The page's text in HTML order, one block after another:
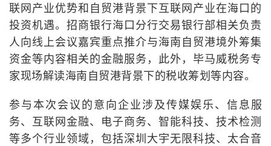
联网产业优势和自贸港背景下互联网产业在海口的
投资机遇。招商银行海口分行交易银行部相关负责
人向线上会议嘉宾重点推介与海南自贸港境外筹集
资金等内容相关的金融服务，此外，毕马威税务专
家现场解读海南自贸港背景下的税收筹划等内容。
参与本次会议的意向企业涉及传媒娱乐、信息服
务、互联网金融、电子商务、智能科技、技术检测
等多个行业领域，包括深圳大宇无限科技、太合音